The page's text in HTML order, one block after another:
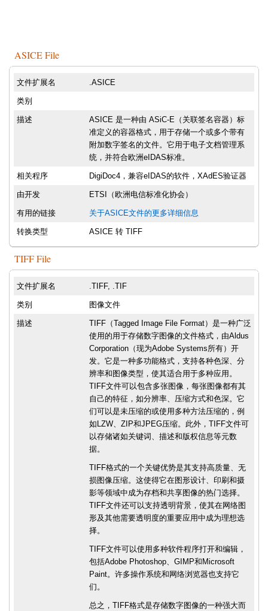
ASICE File
文件扩展名 .ASICE
类别
描述
ASICE 是一种由 ASiC-E（关联签名容器）标
准定义的容器格式，用于存储一个或多个带有
附加数字签名的文件。它用于电子文档管理系
统，并符合欧洲eIDAS标准。
相关程序 DigiDoc4，兼容eIDAS的软件，XAdES验证器
由开发 ETSI（欧洲电信标准化协会）
有用的链接 关于ASICE文件的更多详细信息
转换类型 ASICE 转 TIFF
TIFF File
文件扩展名 .TIFF, .TIF
类别 图像文件
描述
TIFF（Tagged Image File Format）是一种广泛
使用的用于存储数字图像的文件格式，由Aldus
Corporation（现为Adobe Systems所有）开
发。它是一种多功能格式，支持各种色深、分
辨率和图像类型，使其适合用于多种应用。
TIFF文件可以包含多张图像，每张图像都有其
自己的特征，如分辨率、压缩方式和色深。它
们可以是未压缩的或使用多种方法压缩的，例
如LZW、ZIP和JPEG压缩。此外，TIFF文件可
以存储诸如关键词、描述和版权信息等元数
据。
TIFF格式的一个关键优势是其支持高质量、无
损图像压缩。这使得它在图形设计、印刷和摄
影等领域中成为存档和共享图像的热门选择。
TIFF文件还可以支持透明背景，使其在网络图
形及其他需要透明度的重要应用中成为理想选
择。
TIFF文件可以使用多种软件程序打开和编辑，
包括Adobe Photoshop、GIMP和Microsoft
Paint。许多操作系统和网络浏览器也支持它
们。
总之，TIFF格式是存储数字图像的一种强大而